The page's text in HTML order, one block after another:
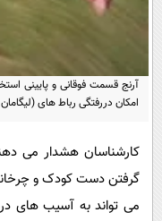
آرنج قسمت فوقانی و پایینی
امکان دررفتگی رباط های
کارشناسان هشدار می
گرفتن دست کودک و
می تواند به آسیب های